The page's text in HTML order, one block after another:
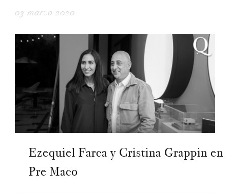
03 marzo 2020
Ezequiel Farca y Cristina Grappin en
Pre Maco